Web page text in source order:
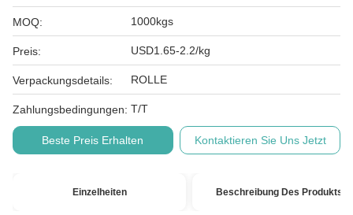
MOQ: 1000kgs
Preis: USD1.65-2.2/kg
Verpackungsdetails: ROLLE
Zahlungsbedingungen: T/T
Beste Preis Erhalten Kontaktieren Sie Uns Jetzt
Einzelheiten Beschreibung Des Produkts